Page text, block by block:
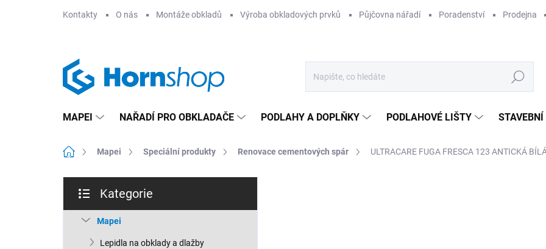
Kontakty O nás Montáže obkladů Výroba obkladových prvků Půjčovna nářadí Poradenství Prodejna
Hledat
MAPEI NAŘADÍ PRO OBKLADAČE PODLAHY A DOPLŇKY PODLAHOVÉ LIŠTY
Domů Mapei Speciální produkty Renovace cementových spár ULTRACARE FUGA FRESCA 123 ANTICKÁ
s
kategorie
Kategorie
Mapei
Lepidla na obklady a dlažby